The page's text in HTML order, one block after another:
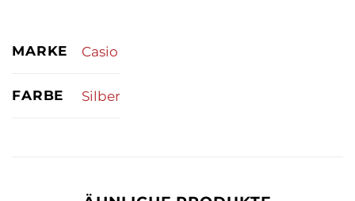
MARKE Casio
FARBE Silber